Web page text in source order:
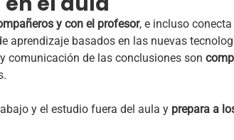
y con el profesor, e incluso
aprendizaje basados en las nuevas
comunicación de las conclusiones son
y el estudio fuera del aula y prepara a